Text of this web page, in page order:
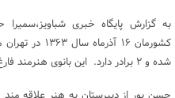
به گزارش پایگاه خبری شباویز،سمیرا
شده و ۲ برادر دارد. این بانوی هنرمند فارغ‌التحصیل رشته نمایش از دانشگاه است.